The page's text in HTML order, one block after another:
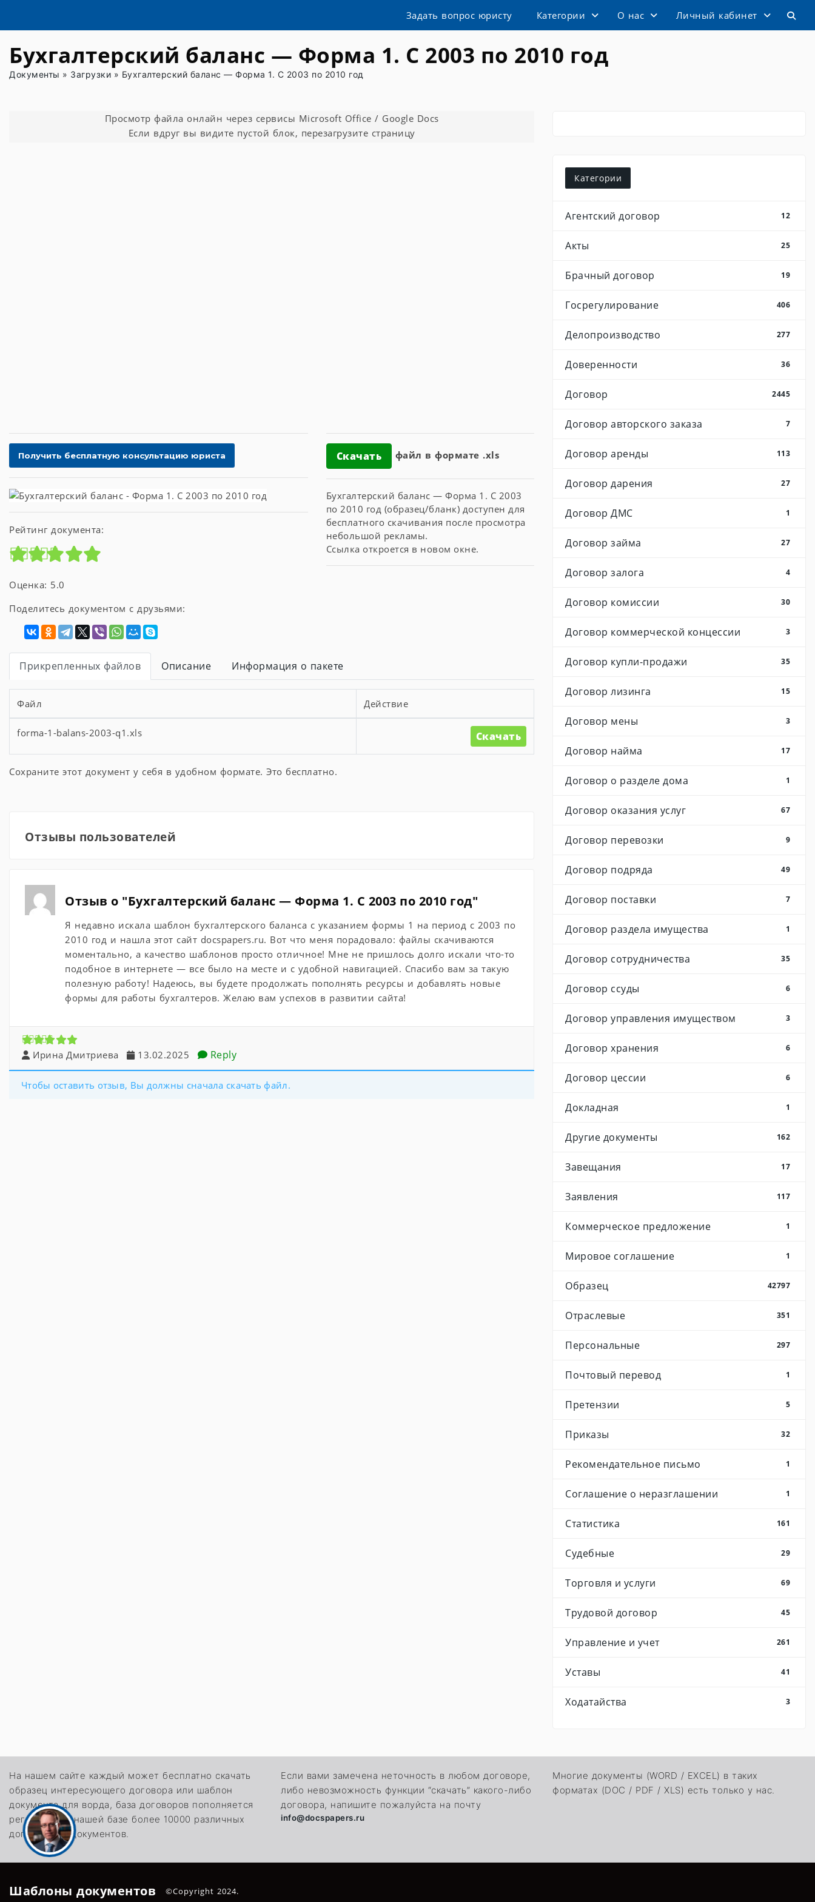
Задать вопрос юристу Категории О нас Личный кабинет
Бухгалтерский баланс — Форма 1. С 2003 по 2010 год
Документы » Загрузки » Бухгалтерский баланс — Форма 1. С 2003 по 2010 год
Просмотр файла онлайн через сервисы Microsoft Office / Google Docs
Если вдруг вы видите пустой блок, перезагрузите страницу
Рейтинг документа:
Оценка: 5.0
Поделитесь документом с друзьями:
Скачать файл в формате .xls
Бухгалтерский баланс — Форма 1. С 2003
по 2010 год (образец/бланк) доступен для
бесплатного скачивания после просмотра
небольшой рекламы.
Ссылка откроется в новом окне.
Прикрепленных файлов Описание Информация о пакете
Файл Действие
forma-1-balans-2003-q1.xls Скачать
Сохраните этот документ у себя в удобном формате. Это бесплатно.
Отзывы пользователей
Отзыв о "Бухгалтерский баланс — Форма 1. С 2003 по 2010 год"
Я недавно искала шаблон бухгалтерского баланса с указанием формы 1 на период с 2003 по
2010 год и нашла этот сайт docspapers.ru. Вот что меня порадовало: файлы скачиваются
моментально, а качество шаблонов просто отличное! Мне не пришлось долго искали что-то
подобное в интернете — все было на месте и с удобной навигацией. Спасибо вам за такую
полезную работу! Надеюсь, вы будете продолжать пополнять ресурсы и добавлять новые
формы для работы бухгалтеров. Желаю вам успехов в развитии сайта!
Ирина Дмитриева 13.02.2025 Reply
Чтобы оставить отзыв, Вы должны сначала скачать файл.
Категории
Агентский договор 12
Акты 25
Брачный договор 19
Госрегулирование 406
Делопроизводство 277
Доверенности 36
Договор 2445
Договор авторского заказа 7
Договор аренды 113
Договор дарения 27
Договор ДМС 1
Договор займа 27
Договор залога 4
Договор комиссии 30
Договор коммерческой концессии 3
Договор купли-продажи 35
Договор лизинга 15
Договор мены 3
Договор найма 17
Договор о разделе дома 1
Договор оказания услуг 67
Договор перевозки 9
Договор подряда 49
Договор поставки 7
Договор раздела имущества 1
Договор сотрудничества 35
Договор ссуды 6
Договор управления имуществом 3
Договор хранения 6
Договор цессии 6
Докладная 1
Другие документы 162
Завещания 17
Заявления 117
Коммерческое предложение 1
Мировое соглашение 1
Образец 42797
Отраслевые 351
Персональные 297
Почтовый перевод 1
Претензии 5
Приказы 32
Рекомендательное письмо 1
Соглашение о неразглашении 1
Статистика 161
Судебные 29
Торговля и услуги 69
Трудовой договор 45
Управление и учет 261
Уставы 41
Ходатайства 3
На нашем сайте каждый может бесплатно скачать
образец интересующего договора или шаблон
документа для ворда, база договоров пополняется
регулярно. В нашей базе более 10000 различных
договоров и документов.
Если вами замечена неточность в любом договоре,
либо невозможность функции “скачать” какого-либо
договора, напишите пожалуйста на почту
info@docspapers.ru
Многие документы (WORD / EXCEL) в таких
форматах (DOC / PDF / XLS) есть только у нас.
Шаблоны документов ©Copyright 2024.